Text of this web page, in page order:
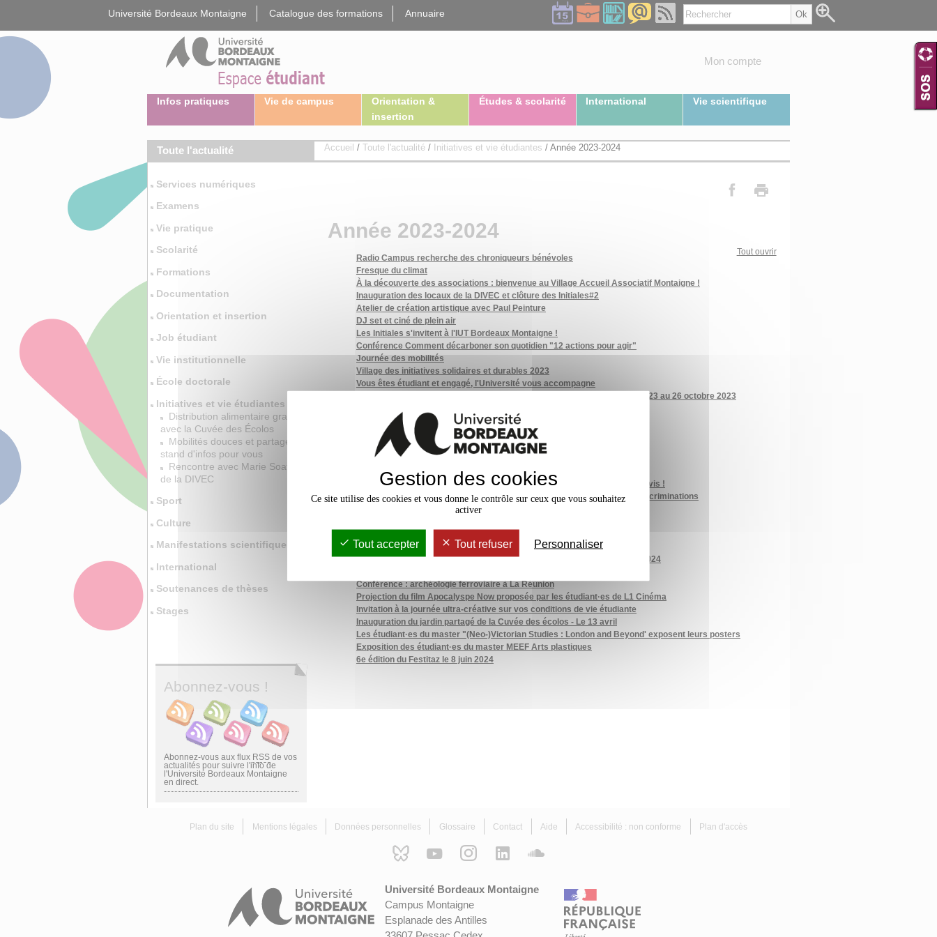
Université Bordeaux Montaigne Catalogue des formations Annuaire
Mon compte
Infos pratiques Vie de campus
Orientation &
insertion
Études & scolarité International Vie scientifique
Toute l'actualité
Services numériques
Examens
Vie pratique
Scolarité
Formations
Documentation
Orientation et insertion
Job étudiant
Vie institutionnelle
École doctorale
Initiatives et vie étudiantes
Distribution alimentaire gratuite
avec la Cuvée des Écolos
Mobilités douces et partagés, un
stand d'infos pour vous
Rencontre avec Marie Soatto,
de la DIVEC
Sport
Culture
Manifestations scientifiques
International
Soutenances de thèses
Stages
Abonnez-vous !
Abonnez-vous aux flux RSS de vos
actualités pour suivre l'info de
l'Université Bordeaux Montaigne
en direct.
Accueil / Toute l'actualité/ Initiatives et vie étudiantes / Année 2023-2024
Année 2023-2024
Tout ouvrir
Radio Campus recherche des chroniqueurs bénévoles
Fresque du climat
À la découverte des associations : bienvenue au Village Accueil Associatif Montaigne !
Inauguration des locaux de la DIVEC et clôture des Initiales#2
Atelier de création artistique avec Paul Peinture
DJ set et ciné de plein air
Les Initiales s'invitent à l'IUT Bordeaux Montaigne !
Conférence Comment décarboner son quotidien "12 actions pour agir"
Journée des mobilités
Village des initiatives solidaires et durables 2023
Vous êtes étudiant et engagé, l'Université vous accompagne
Gagne ton EXP(érience) : une semaine dédiée à l'engagement étudiant du 23 au 26 octobre 2023
Elsa et Laurie : étudiantes éco ambassadrices
Certifications 2023/2024
Friperie à la MDE
Natacha et Alexandre : coordinateurs-trices CDVEA
Colocations solidaires : l'AFEV a besoin de votre avis !
Schéma directeur de la vie étudiante et de campus – Donnez-nous votre avis !
Formations de sensibilisation aux violences sexistes, sexuelles et aux discriminations
Exposition : "Les voix errantes de Kyiv : Invisibles, oubliées, éphémères"
Stand de sensibilisation bâtiments et logement
L'association U-Topos organise un festival de court-métrage le 28 mars 2024
Conférence : archéologie ferroviaire à La Réunion
Projection du film Apocalyspe Now proposée par les étudiant·es de L1 Cinéma
Invitation à la journée ultra-créative sur vos conditions de vie étudiante
Inauguration du jardin partagé de la Cuvée des écolos - Le 13 avril
Les étudiant·es du master "(Neo-)Victorian Studies : London and Beyond' exposent leurs posters
Exposition des étudiant·es du master MEEF Arts plastiques
6e édition du Festitaz le 8 juin 2024
Plan du site Mentions légales Données personnelles Glossaire Contact Aide Accessibilité : non conforme Plan d'accès
Université Bordeaux Montaigne
Campus Montaigne
Esplanade des Antilles
Gestion des cookies
Ce site utilise des cookies et vous donne le contrôle sur ceux que vous souhaitez
activer
Tout accepter Tout refuser Personnaliser